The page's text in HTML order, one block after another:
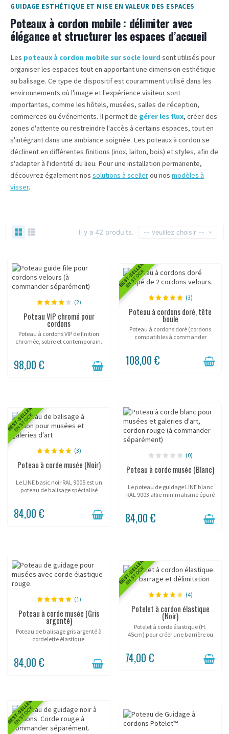
GUIDAGE ESTHÉTIQUE ET MISE EN VALEUR DES ESPACES
Poteaux à cordon mobile : délimiter avec
élégance et structurer les espaces d’accueil
Les poteaux à cordon mobile sur socle lourd sont utilisés pour
organiser les espaces tout en apportant une dimension esthétique
au balisage. Ce type de dispositif est couramment utilisé dans les
environnements où l'image et l'expérience visiteur sont
importantes, comme les hôtels, musées, salles de réception,
commerces ou événements. Il permet de gérer les flux, créer des
zones d'attente ou restreindre l'accès à certains espaces, tout en
s'intégrant dans une ambiance soignée. Les poteaux à cordon se
déclinent en différentes finitions (inox, laiton, bois) et styles, afin de
s'adapter à l'identité du lieu. Pour une installation permanente,
découvrez également nos solutions à scellerou nos modèles à
visser.
Il y a 42 produits. -- veuillez choisir --
(2)
Poteau VIP chromé pour
cordons
Poteau à cordons VIP de finition
chromée, sobre et contemporain.
98,00 €
BEST-SELLER
EN STOCK
(3)
Poteau à cordons doré, tête
boule
Poteau à cordons doré (cordons
compatibles à commander
séparément).
108,00 €
BEST-SELLER
EN STOCK
(3)
Poteau à corde musée (Noir)
Le LINE basic noir RAL 9005 est un
poteau de balisage spécialisé
dans la gestion d'accès aux
et sa corde 6mm, il offre une
84,00 €
(0)
Poteau à corde musée (Blanc)
Le poteau de guidage LINE blanc
RAL 9003 allie minimalisme épuré
et fonctionnalité d'accueil . Conçu
galeries, ce système d'orientation
84,00 €
(1)
Poteau à corde musée (Gris
argenté)
Poteau de balisage gris argenté à
cordelette élastique.
84,00 €
BEST-SELLER
EN STOCK
(4)
Potelet à cordon élastique
(Noir)
Potelet à corde élastique (H.
45cm) pour créer une barrière ou
délimiter les espaces.
74,00 €
BEST-SELLER
EN STOCK